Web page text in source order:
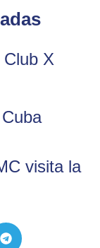
Club X
visita la